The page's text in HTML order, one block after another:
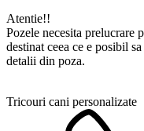
Atentie!!
Pozele necesita prelucrare
destinat ceea ce e posibil
detalii din poza.
Tricouri cani personalizate